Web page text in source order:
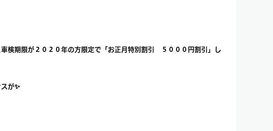
車検期限が２０２０年の方限定で 「お正月特別割引 ５０００円割引」 し
が✨